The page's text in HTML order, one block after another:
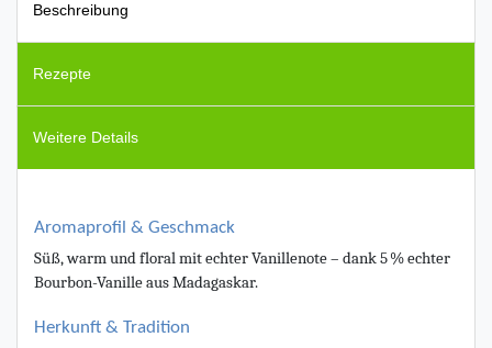
Beschreibung
Rezepte
Weitere Details
Aromaprofil & Geschmack
Süß, warm und floral mit echter Vanillenote – dank 5 % echter
Bourbon-Vanille aus Madagaskar.
Herkunft & Tradition